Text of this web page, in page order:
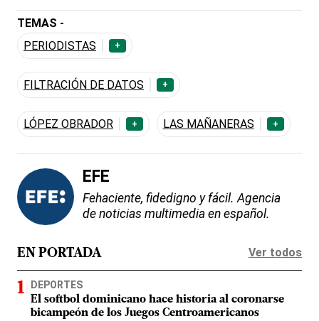
TEMAS -
PERIODISTAS
+
FILTRACIÓN DE DATOS +
LÓPEZ OBRADOR + LAS MAÑANERAS +
EFE
Fehaciente, fidedigno y fácil. Agencia
de noticias multimedia en español.
EN PORTADA Ver todos
DEPORTES
El softbol dominicano hace historia al coronarse
bicampeón de los Juegos Centroamericanos